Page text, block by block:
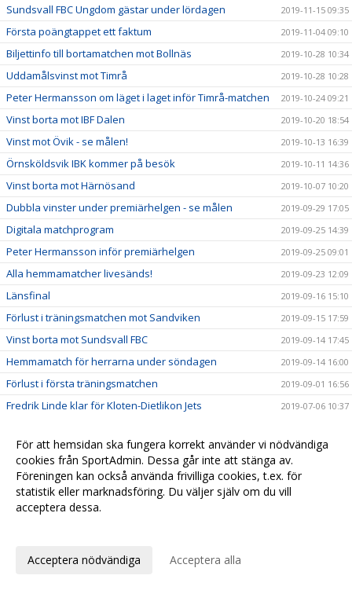
Sundsvall FBC Ungdom gästar under lördagen 2019-11-15 09:35
Första poängtappet ett faktum 2019-11-04 09:10
Biljettinfo till bortamatchen mot Bollnäs 2019-10-28 10:34
Uddamålsvinst mot Timrå 2019-10-28 10:28
Peter Hermansson om läget i laget inför Timrå-matchen 2019-10-24 09:21
Vinst borta mot IBF Dalen 2019-10-20 18:54
Vinst mot Övik - se målen! 2019-10-13 16:39
Örnsköldsvik IBK kommer på besök 2019-10-11 14:36
Vinst borta mot Härnösand 2019-10-07 10:20
Dubbla vinster under premiärhelgen - se målen 2019-09-29 17:05
Digitala matchprogram 2019-09-25 14:39
Peter Hermansson inför premiärhelgen 2019-09-25 09:01
Alla hemmamatcher livesänds! 2019-09-23 12:09
Länsfinal 2019-09-16 15:10
Förlust i träningsmatchen mot Sandviken 2019-09-15 17:59
Vinst borta mot Sundsvall FBC 2019-09-14 17:45
Hemmamatch för herrarna under söndagen 2019-09-14 16:00
Förlust i första träningsmatchen 2019-09-01 16:56
Fredrik Linde klar för Kloten-Dietlikon Jets 2019-07-06 10:37
David Persson klar för nästa säsong 2019-05-29 11:13
Elias Slagbrand Nyqvist klar för H/B 2019-05-23 20:12
Simon Bergström vinkar adjö 2019-05-22 12:45
Ny målvakt klar för Hudik/Björkberg
Rasmus Blid klar för nästa säsong
För att hemsidan ska fungera korrekt använder vi nödvändiga
cookies från SportAdmin. Dessa går inte att stänga av.
Föreningen kan också använda frivilliga cookies, t.ex. för
statistik eller marknadsföring. Du väljer själv om du vill
acceptera dessa.
Acceptera nödvändiga Acceptera alla